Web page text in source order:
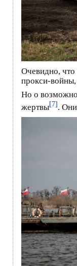
Очевидно, что
прокси-
Но о
жертвы[7].